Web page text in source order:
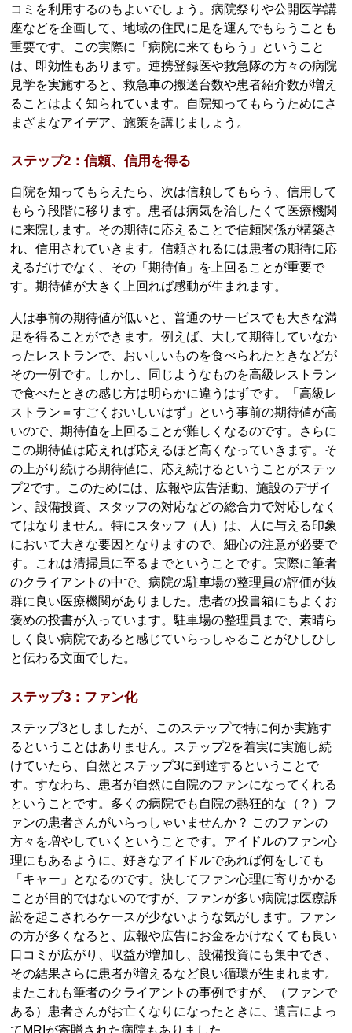
コミを利用するのもよいでしょう。病院祭りや公開医学講
座などを企画して、地域の住民に足を運んでもらうことも
重要です。この実際に「病院に来てもらう」ということ
は、即効性もあります。連携登録医や救急隊の方々の病院
見学を実施すると、救急車の搬送台数や患者紹介数が増え
ることはよく知られています。自院知ってもらうためにさ
まざまなアイデア、施策を講じましょう。
ステップ2：信頼、信用を得る
自院を知ってもらえたら、次は信頼してもらう、信用して
もらう段階に移ります。患者は病気を治したくて医療機関
に来院します。その期待に応えることで信頼関係が構築さ
れ、信用されていきます。信頼されるには患者の期待に応
えるだけでなく、その「期待値」を上回ることが重要で
す。期待値が大きく上回れば感動が生まれます。
人は事前の期待値が低いと、普通のサービスでも大きな満
足を得ることができます。例えば、大して期待していなか
ったレストランで、おいしいものを食べられたときなどが
その一例です。しかし、同じようなものを高級レストラン
で食べたときの感じ方は明らかに違うはずです。「高級レ
ストラン＝すごくおいしいはず」という事前の期待値が高
いので、期待値を上回ることが難しくなるのです。さらに
この期待値は応えれば応えるほど高くなっていきます。そ
の上がり続ける期待値に、応え続けるということがステッ
プ2です。このためには、広報や広告活動、施設のデザイ
ン、設備投資、スタッフの対応などの総合力で対応しなく
てはなりません。特にスタッフ（人）は、人に与える印象
において大きな要因となりますので、細心の注意が必要で
す。これは清掃員に至るまでということです。実際に筆者
のクライアントの中で、病院の駐車場の整理員の評価が抜
群に良い医療機関がありました。患者の投書箱にもよくお
褒めの投書が入っています。駐車場の整理員まで、素晴ら
しく良い病院であると感じていらっしゃることがひしひし
と伝わる文面でした。
ステップ3：ファン化
ステップ3としましたが、このステップで特に何か実施す
るということはありません。ステップ2を着実に実施し続
けていたら、自然とステップ3に到達するということで
す。すなわち、患者が自然に自院のファンになってくれる
ということです。多くの病院でも自院の熱狂的な（？）フ
ァンの患者さんがいらっしゃいませんか？ このファンの
方々を増やしていくということです。アイドルのファン心
理にもあるように、好きなアイドルであれば何をしても
「キャー」となるのです。決してファン心理に寄りかかる
ことが目的ではないのですが、ファンが多い病院は医療訴
訟を起こされるケースが少ないような気がします。ファン
の方が多くなると、広報や広告にお金をかけなくても良い
口コミが広がり、収益が増加し、設備投資にも集中でき、
その結果さらに患者が増えるなど良い循環が生まれます。
またこれも筆者のクライアントの事例ですが、（ファンで
ある）患者さんがお亡くなりになったときに、遺言によっ
てMRIが寄贈された病院もありました。